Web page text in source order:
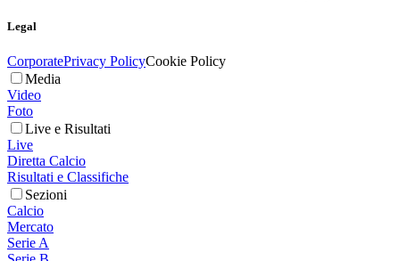
Legal
CorporatePrivacy PolicyCookie Policy
Media
Video
Foto
Live e Risultati
Live
Diretta Calcio
Risultati e Classifiche
Sezioni
Calcio
Mercato
Serie A